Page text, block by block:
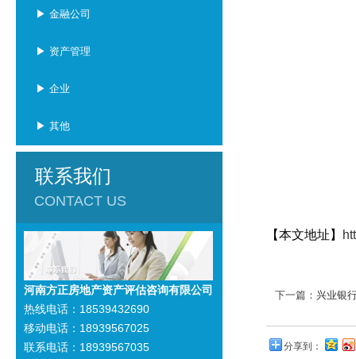
【本文地址】
下一篇： 兴业银
分享到：
▶ 金融公司
▶ 资产管理
▶ 企业
▶ 其他
联系我们
CONTACT US
河南方正房地产资产评估咨询有限公司
热线电话：18539432690
移动电话：18939567025
联系电话：18939567035